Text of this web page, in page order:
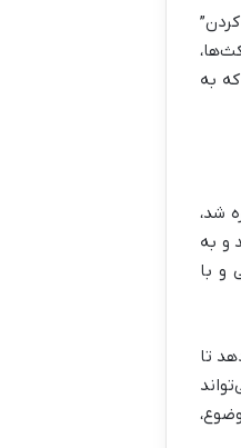
به
شد،
و به
و با
تا